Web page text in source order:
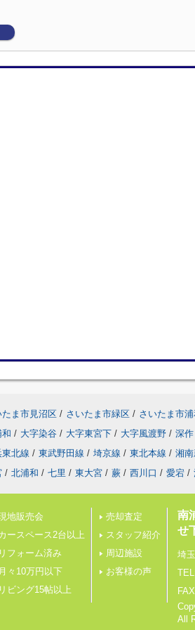
たま市見沼区 / さいたま市緑区 / さいたま市
和 / 大字染谷 / 大字東宮下 / 大字風渡野 / 深作
北線 / 東武野田線 / 埼京線 / 東北本線 / 湘
/ 北浦和 / 七里 / 東大宮 / 蕨 / 西川口 / 愛宕 /
地販売会
ースペース2台以上
リフォーム済み
月々10万円以下
リビング15帖以上
売却査定
スタッフ紹介
周辺施設
お客様の声
南
せ
埼
All